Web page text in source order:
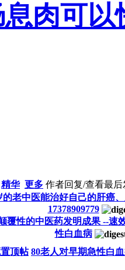
肉可以
精华 更多 作者回复/查看最后
的老中医能治好自己的肝癌
17378909779
覆性的中医药发明成果 --速
性白血病
顶帖 80老人对早期急性白